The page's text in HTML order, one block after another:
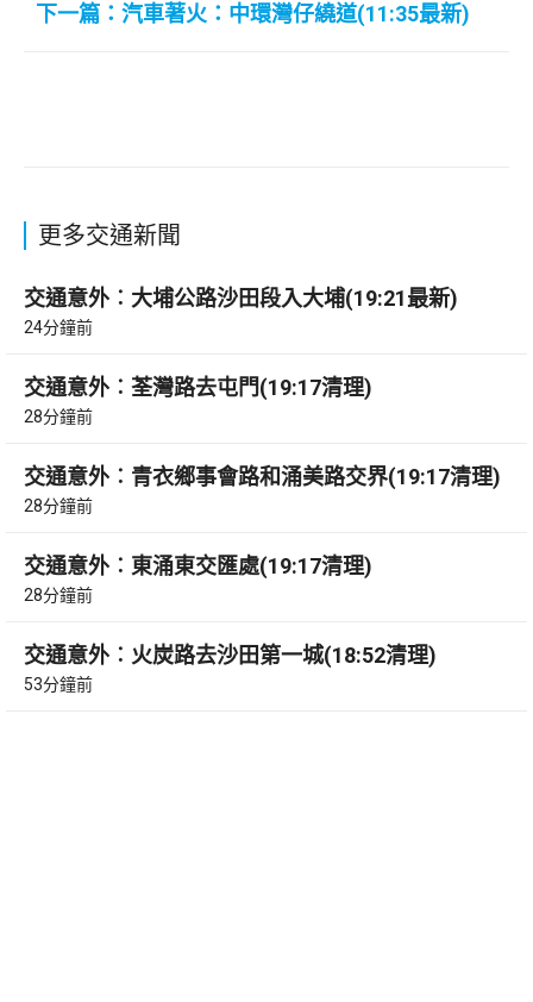
下一篇：汽車著火：中環灣仔繞道(11:35最新)
更多交通新聞
交通意外︰大埔公路沙田段入大埔(19:21最新)
24分鐘前
交通意外︰荃灣路去屯門(19:17清理)
28分鐘前
交通意外︰青衣鄉事會路和涌美路交界(19:17清理)
28分鐘前
交通意外︰東涌東交匯處(19:17清理)
28分鐘前
交通意外︰火炭路去沙田第一城(18:52清理)
53分鐘前